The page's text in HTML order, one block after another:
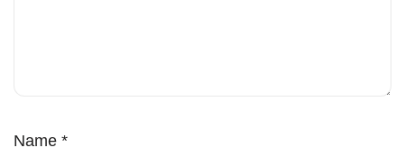
Name *